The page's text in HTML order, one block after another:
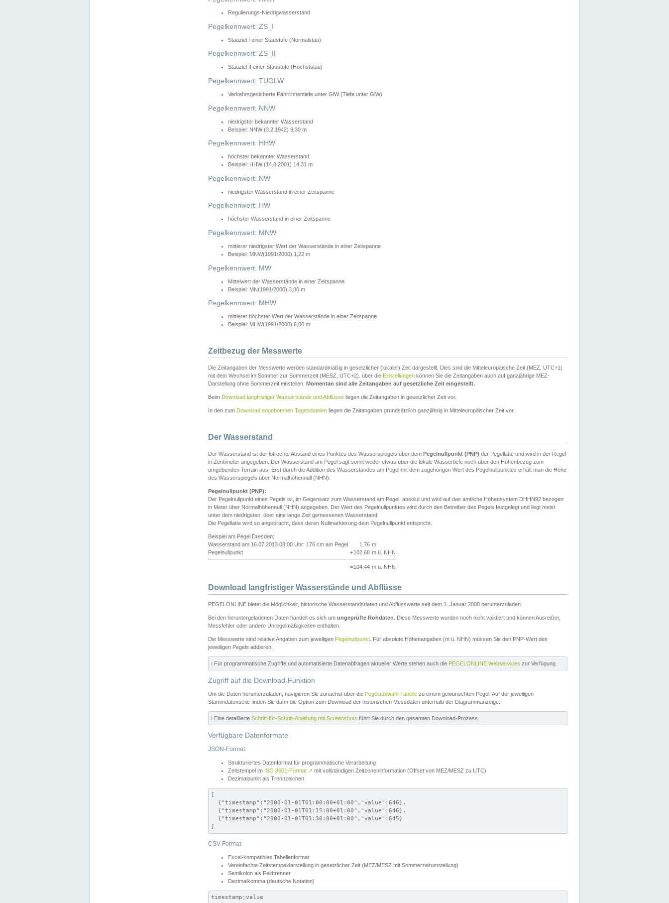
Regulierungs-Niedrigwasserstand
Pegelkennwert: ZS_I
Stauziel I einer Staustufe (Normalstau)
Pegelkennwert: ZS_II
Stauziel II einer Staustufe (Höchststau)
Pegelkennwert: TUGLW
Verkehrsgesicherte Fahrrinnentiefe unter GlW (Tiefe unter GlW)
Pegelkennwert: NNW
niedrigster bekannter Wasserstand
Beispiel: NNW (3.2.1942) 9,30 m
Pegelkennwert: HHW
höchster bekannter Wasserstand
Beispiel: HHW (14.8.2001) 14,31 m
Pegelkennwert: NW
niedrigster Wasserstand in einer Zeitspanne
Pegelkennwert: HW
höchster Wasserstand in einer Zeitspanne
Pegelkennwert: MNW
mittlerer niedrigster Wert der Wasserstände in einer Zeitspanne
Beispiel: MNW(1991/2000) 1,22 m
Pegelkennwert: MW
Mittelwert der Wasserstände in einer Zeitspanne
Beispiel: MN(1991/2000) 3,00 m
Pegelkennwert: MHW
mittlerer höchster Wert der Wasserstände in einer Zeitspanne
Beispiel: MHW(1991/2000) 6,00 m
Zeitbezug der Messwerte
Die Zeitangaben der Messwerte werden standardmäßig in gesetzlicher (lokaler) Zeit dargestellt. Dies sind die Mitteleuropäische Zeit (MEZ, UTC+1)
mit dem Wechsel im Sommer zur Sommerzeit (MESZ, UTC+2). über die Einstellungen können Sie die Zeitangaben auch auf ganzjährige MEZ-
Darstellung ohne Sommerzeit einstellen. Momentan sind alle Zeitangaben auf gesetzliche Zeit eingestellt.
Beim Download langfristiger Wasserstände und Abflüsse liegen die Zeitangaben in gesetzlicher Zeit vor.
In den zum Download angebotenen Tagesdateien liegen die Zeitangaben grundsätzlich ganzjährig in Mitteleuropäischer Zeit vor.
Der Wasserstand
Der Wasserstand ist der lotrechte Abstand eines Punktes des Wasserspiegels über dem Pegelnullpunkt (PNP) der Pegellatte und wird in der Regel
in Zentimeter angegeben. Der Wasserstand am Pegel sagt somit weder etwas über die lokale Wassertiefe noch über den Höhenbezug zum
umgebenden Terrain aus. Erst durch die Addition des Wasserstandes am Pegel mit dem zugehörigen Wert des Pegelnullpunktes erhält man die Höhe
des Wasserspiegels über Normalhöhennull (NHN).
Pegelnullpunkt (PNP):
Der Pegelnullpunkt eines Pegels ist, im Gegensatz zum Wasserstand am Pegel, absolut und wird auf das amtliche Höhensystem DHHN92 bezogen
in Meter über Normalhöhennull (NHN) angegeben. Der Wert des Pegelnullpunktes wird durch den Betreiber des Pegels festgelegt und liegt meist
unter dem niedrigsten, über eine lange Zeit gemessenen Wasserstand.
Die Pegellatte wird so angebracht, dass deren Nullmarkierung dem Pegelnullpunkt entspricht.
Beispiel am Pegel Dresden:
Wasserstand am 16.07.2013 08:00 Uhr: 176 cm am Pegel
1,76 m
Pegelnullpunkt
+102,68 m ü. NHN
=104,44 m ü. NHN
Download langfristiger Wasserstände und Abflüsse
PEGELONLINE bietet die Möglichkeit, historische Wasserstandsdaten und Abflusswerte seit dem 1. Januar 2000 herunterzuladen.
Bei den heruntergeladenen Daten handelt es sich um ungeprüfte Rohdaten . Diese Messwerte wurden noch nicht validiert und können Ausreißer,
Messfehler oder andere Unregelmäßigkeiten enthalten.
Die Messwerte sind relative Angaben zum jeweiligen Pegelnullpunkt . Für absolute Höhenangaben (m ü. NHN) müssen Sie den PNP-Wert des
jeweiligen Pegels addieren.
ℹ️ Für programmatische Zugriffe und automatisierte Datenabfragen aktueller Werte stehen auch die PEGELONLINE Webservices zur Verfügung.
Zugriff auf die Download-Funktion
Um die Daten herunterzuladen, navigieren Sie zunächst über die Pegelauswahl-Tabelle zu einem gewünschten Pegel. Auf der jeweiligen
Stammdatenseite finden Sie dann die Option zum Download der historischen Messdaten unterhalb der Diagrammanzeige.
ℹ️ Eine detaillierte Schritt-für-Schritt-Anleitung mit Screenshots führt Sie durch den gesamten Download-Prozess.
Verfügbare Datenformate
JSON-Format
Strukturiertes Datenformat für programmatische Verarbeitung
Zeitstempel im ISO 8601-Format ↗ mit vollständigen Zeitzoneninformation (Offset von MEZ/MESZ zu UTC)
Dezimalpunkt als Trennzeichen
[
  {"timestamp":"2000-01-01T01:00:00+01:00","value":646},
  {"timestamp":"2000-01-01T01:15:00+01:00","value":646},
  {"timestamp":"2000-01-01T01:30:00+01:00","value":645}
]
CSV-Format
Excel-kompatibles Tabellenformat
Vereinfachte Zeitstempeldarstellung in gesetzlicher Zeit (MEZ/MESZ mit Sommerzeitumstellung)
Semikolon als Feldtrenner
Dezimalkomma (deutsche Notation)
timestamp;value